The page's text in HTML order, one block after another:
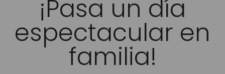
¡Pasa un día
espectacular en
familia!